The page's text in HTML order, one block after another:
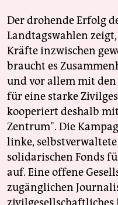
Der drohende Erfolg
Landtagswahlen
Kräfte inzwischen
braucht es
und vor allem mit den
für eine starke
kooperiert deshalb
Zentrum". Die
linke,
solidarischen Fonds
auf. Eine offene
zugänglichen